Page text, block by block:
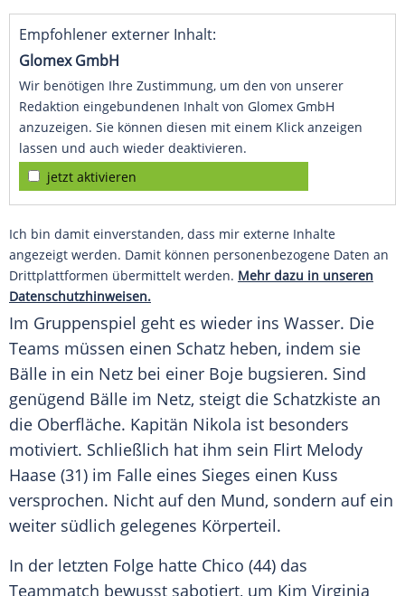
Empfohlener externer Inhalt:
Glomex GmbH
Wir benötigen Ihre Zustimmung, um den von unserer
Redaktion eingebundenen Inhalt von Glomex GmbH
anzuzeigen. Sie können diesen mit einem Klick anzeigen
lassen und auch wieder deaktivieren.
jetzt aktivieren
Ich bin damit einverstanden, dass mir externe Inhalte
angezeigt werden. Damit können personenbezogene Daten an
Drittplattformen übermittelt werden. Mehr dazu in unseren
Datenschutzhinweisen.
Im Gruppenspiel geht es wieder ins Wasser. Die
Teams müssen einen Schatz heben, indem sie
Bälle in ein Netz bei einer Boje bugsieren. Sind
genügend Bälle im Netz, steigt die Schatzkiste an
die Oberfläche. Kapitän Nikola ist besonders
motiviert. Schließlich hat ihm sein Flirt Melody
Haase (31) im Falle eines Sieges einen Kuss
versprochen. Nicht auf den Mund, sondern auf ein
weiter südlich gelegenes Körperteil.
In der letzten Folge hatte Chico (44) das
Teammatch bewusst sabotiert, um Kim Virginia